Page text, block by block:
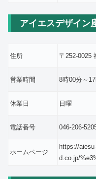
アイエスデザイン
住所 〒252-0025
営業時間 8時00分～
休業日 日曜
電話番号 046-206-
ホームページ
https://aiesu-
d.co.jp/